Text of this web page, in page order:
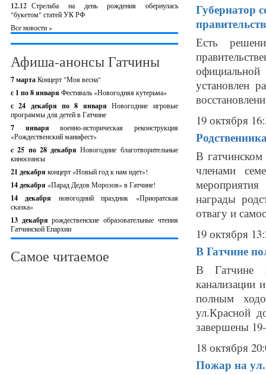
12.12 Стрельба на день рождения обернулась
"букетом" статей УК РФ
Все новости »
Афиша-анонсы Гатчины
7 мартаКонцерт "Моя весна"
с 1 по 8 января Фестиваль «Новогодняя кутерьма»
с 24 декабря по 8 январяНовогодние игровые
программы для детей в Гатчине
7 январявоенно-историческая реконструкция
«Рождественский манифест»
c 25 по 28 декабряНовогодние благотворительные
киносеансы
21 декабря концерт «Новый год к нам идет»!
14 декабря «Парад Дедов Морозов» в Гатчине!
14 декабря новогодний праздник «Приоратская
сказка»
13 декабрярождественские образовательные чтения
Гатчинской Епархии
Самое читаемое
Губернатор
Есть
официальной
установлен
19 октября
В гатчинском
членами
награды
отвагу и
19 октября
В Гатчине
В Гатчине
канализации
полным
ул.Красной
завершены
18 октября
Пожар на ул.